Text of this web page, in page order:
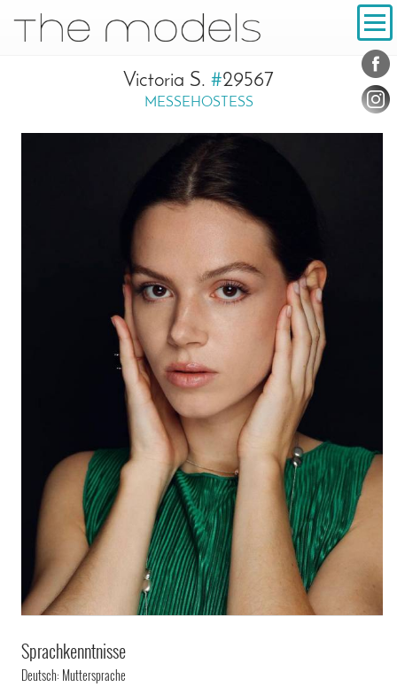
Navigation
Victoria S. #29567
MESSEHOSTESS
Sprachkenntnisse
Deutsch: Muttersprache